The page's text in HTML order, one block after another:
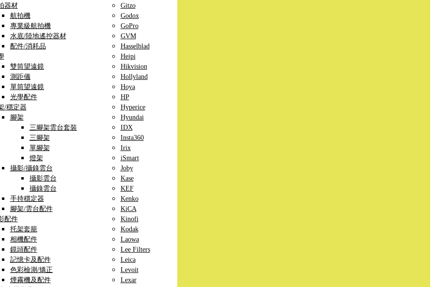
器材
航拍機
專業級航拍機
水底/陸地遙控器材
配件/消耗品
雙筒望遠鏡
測距儀
單筒望遠鏡
光學配件
/穩定器
腳架
三腳架雲台套裝
三腳架
單腳架
燈架
攝影/攝錄雲台
攝影雲台
攝錄雲台
手持穩定器
腳架/雲台配件
配件
托架套籠
相機配件
鏡頭配件
記憶卡及配件
色彩檢測/矯正
煙霧機及配件
Gitzo
Godox
GoPro
GVM
Hasselblad
Heipi
Hikvision
Hollyland
Hoya
HP
Hyperice
Hyundai
IDX
Insta360
Irix
iSmart
Joby
Kase
KEF
Kenko
KiCA
Kinofi
Kodak
Laowa
Lee Filters
Leica
Levoit
Lexar